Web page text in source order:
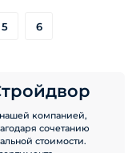
5 6
компанией,
сочетанию
стоимости.